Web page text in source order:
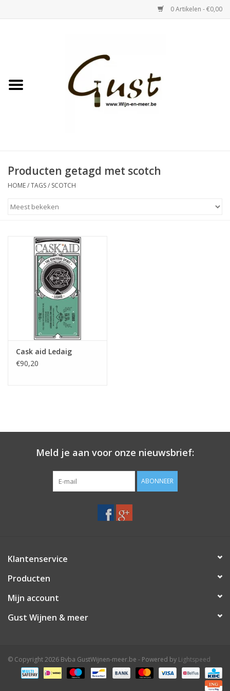
0 Artikelen - €0,00
Witte wijn
Bubbels & Vermout
Producten getagd met scotch
HOME/TAGS/ SCOTCH
Cask aid Ledaig
€90,20
Meld je aan voor onze nieuwsbrief:
ABONNEER
Klantenservice
Producten
Mijn account
Gust Wijnen & meer
© Copyright 2026 Bvba GustWijnen-meer.be - Powered by Lightspeed